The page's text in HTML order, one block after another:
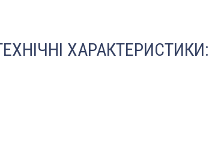
ХАРАКТЕРИСТИКИ: